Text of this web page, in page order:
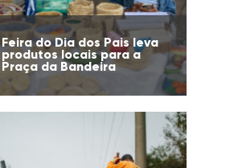
Feira do Dia dos Pais leva
produtos locais para a
Praça da Bandeira